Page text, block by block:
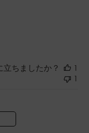
ちましたか？
1
1